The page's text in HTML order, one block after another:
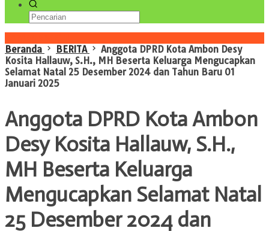
Beranda
BERITA
Anggota DPRD Kota Ambon Desy
Kosita Hallauw, S.H., MH Beserta Keluarga Mengucapkan
Selamat Natal 25 Desember 2024 dan Tahun Baru 01
Januari 2025
Anggota DPRD Kota Ambon
Desy Kosita Hallauw, S.H.,
MH Beserta Keluarga
Mengucapkan Selamat Natal
25 Desember 2024 dan